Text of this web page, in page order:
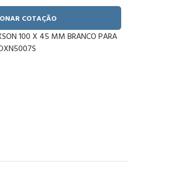
COTAÇÃO
100 X 45 MM BRANCO PARA